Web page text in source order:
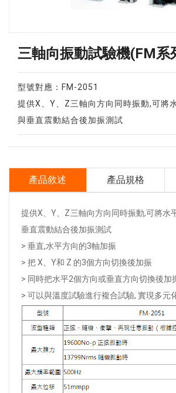
三軸向振動試驗機(FM系
型號對應：FM-2051
提供X、Y、Z三軸向方向同時振動,可將
與垂直震動結合後加振測試
產品敘述 產品規格
提供X、Y、Z三軸向方向同時振動,可將水
垂直震動結合後加振測試
> 垂直,水平方向的3軸加振
> 把 X、Y和 Z 的3個方向切換後加振
> 同時把水平2個方向或垂直方向切換後加
> 可以與溫度試驗進行複合試驗, 實現多元